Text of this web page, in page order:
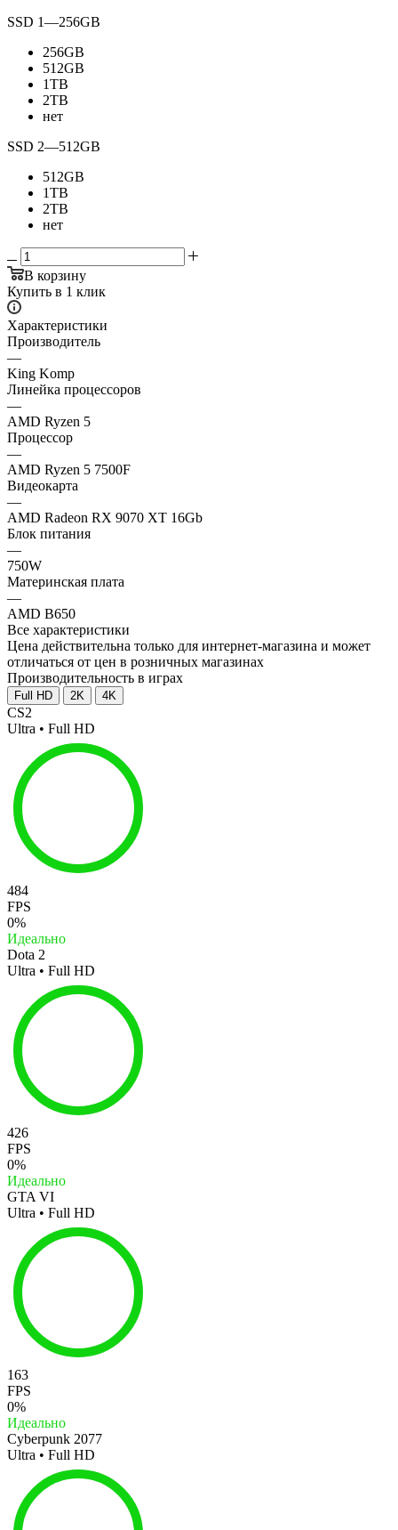
SSD 1—256GB
256GB
512GB
1TB
2TB
нет
SSD 2—512GB
512GB
1TB
2TB
нет
В корзину
Купить в 1 клик
Характеристики
Производитель
—
King Komp
Линейка процессоров
—
AMD Ryzen 5
Процессор
—
AMD Ryzen 5 7500F
Видеокарта
—
AMD Radeon RX 9070 XT 16Gb
Блок питания
—
750W
Материнская плата
—
AMD B650
Все характеристики
Цена действительна только для интернет-магазина и может
отличаться от цен в розничных магазинах
Производительность в играх
Full HD 2K 4K
CS2
Ultra • Full HD
484
FPS
0%
Идеально
Dota 2
Ultra • Full HD
426
FPS
0%
Идеально
GTA VI
Ultra • Full HD
163
FPS
0%
Идеально
Cyberpunk 2077
Ultra • Full HD